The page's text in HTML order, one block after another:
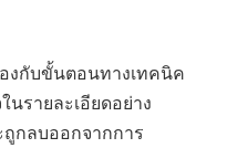
องกับขั้นตอนทางเทคนิค
รายละเอียดอย่าง
กลบออกจากการ